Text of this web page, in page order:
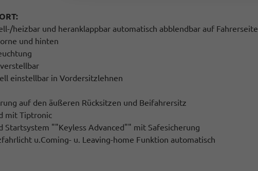
heizbar und heranklappbar automatisch abblendbar auf Fahrerseite
und hinten
einstellbar in Vordersitzlehnen
auf den äußeren Rücksitzen und Beifahrersitz
mit Tiptronic
Startsystem ""Keyless Advanced"" mit Safesicherung
u.Coming- u. Leaving-home Funktion automatisch